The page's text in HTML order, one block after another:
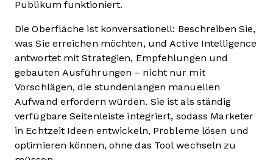
Publikum funktioniert.
Die Oberfläche ist konversationell: Beschreiben Sie,
was Sie erreichen möchten, und Active Intelligence
antwortet mit Strategien, Empfehlungen und
gebauten Ausführungen – nicht nur mit
Vorschlägen, die stundenlangen manuellen
Aufwand erfordern würden. Sie ist als ständig
verfügbare Seitenleiste integriert, sodass Marketer
in Echtzeit Ideen entwickeln, Probleme lösen und
optimieren können, ohne das Tool wechseln zu